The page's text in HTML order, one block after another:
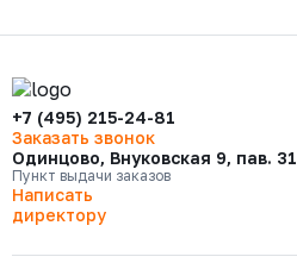
+7 (495) 215-24-81
Заказать звонок
Одинцово, Внуковская 9, пав. 31
Пункт выдачи заказов
Написать
директору